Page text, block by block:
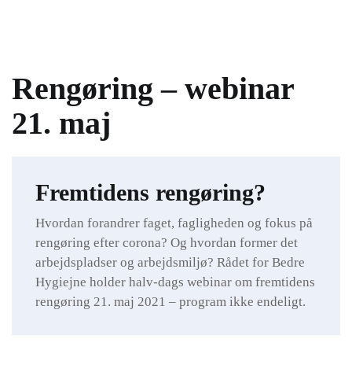
Rengøring – webinar
21. maj
Fremtidens rengøring?
Hvordan forandrer faget, fagligheden og fokus på
rengøring efter corona? Og hvordan former det
arbejdspladser og arbejdsmiljø? Rådet for Bedre
Hygiejne holder halv-dags webinar om fremtidens
rengøring 21. maj 2021 – program ikke endeligt.